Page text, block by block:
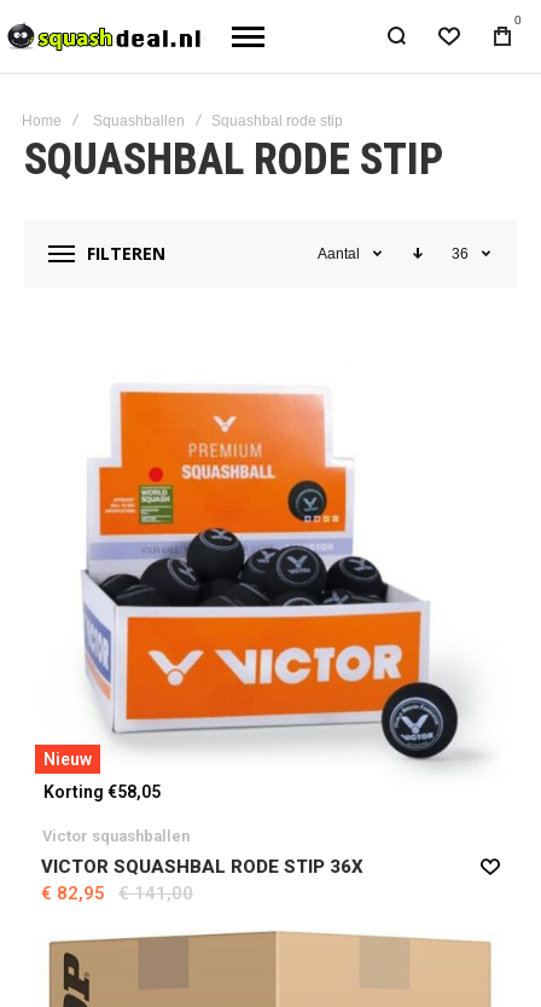
0
Home Squashballen Squashbal rode stip
SQUASHBAL RODE STIP
FILTEREN Aantal 36
Nieuw
Korting €58,05
Victor squashballen
VICTOR SQUASHBAL RODE STIP 36X
€ 82,95
€ 141,00